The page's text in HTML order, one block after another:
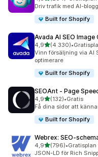
204 recensioner totalt
Driv trafik med AI-
Built for Shopify
Avada AI SEO
4,9av 5 stjärnor
(4 330)
4330 recensioner
•
Vinn försäljning via AI
optimerare
Built for Shopify
SEOAnt ‑ Page
4,9av 5 stjärnor
(132)
132 recensioner totalt
•Gratis
Få dina sidor att
Built for Shopify
Webrex:
4,9av 5 stjärnor
(796)
796 recensioner totalt
•
JSON-LD för Rich